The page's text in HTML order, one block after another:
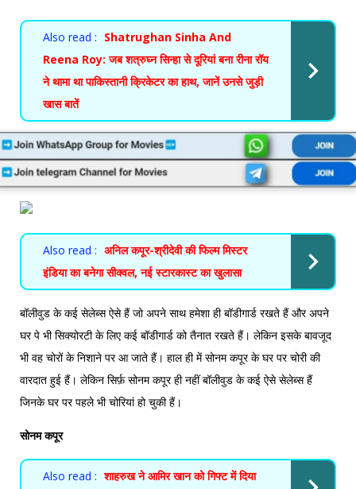
Also read : Shatrughan Sinha And
Reena Roy: जब शत्रुघ्न सिन्हा से दूरियां बना रीना रॉय
ने थामा था पाकिस्तानी क्रिकेटर का हाथ, जानें उनसे जुड़ी
खास बातें
Also read : अनिल कपूर-श्रीदेवी की फिल्म मिस्टर
इंडिया का बनेगा सीक्वल, नई स्टारकास्ट का खुलासा
बॉलीवुड के कई सेलेब्स ऐसे हैं जो अपने साथ हमेशा ही बॉडीगार्ड रखते हैं और अपने
घर पे भी सिक्योरटी के लिए कई बॉडीगार्ड को तैनात रखते हैं। लेकिन इसके बावजूद
भी वह चोरों के निशाने पर आ जाते हैं। हाल ही में सोनम कपूर के घर पर चोरी की
वारदात हुई हैं। लेकिन सिर्फ़ सोनम कपूर ही नहीं बॉलीवुड के कई ऐसे सेलेब्स हैं
जिनके घर पर पहले भी चोरियां हो चुकी हैं।
सोनम कपूर
Also read : शाहरुख ने आमिर खान को गिफ्ट में दिया